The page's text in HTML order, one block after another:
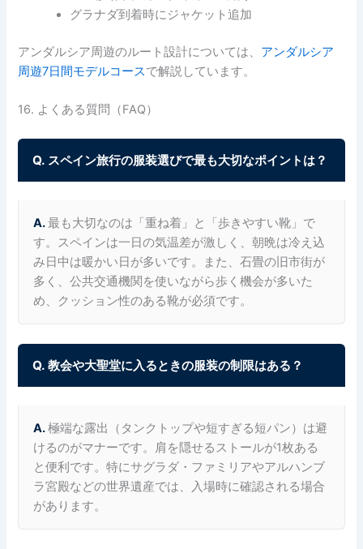
グラナダ到着時にジャケット追加
アンダルシア周遊のルート設計については、 アンダルシア
周遊7日間モデルコースで解説しています。
16. よくある質問（FAQ）
Q. スペイン旅行の服装選びで最も大切なポイントは？
A.最も大切なのは「重ね着」と「歩きやすい靴」で
す。スペインは一日の気温差が激しく、朝晩は冷え込
み日中は暖かい日が多いです。また、石畳の旧市街が
多く、公共交通機関を使いながら歩く機会が多いた
め、クッション性のある靴が必須です。
Q. 教会や大聖堂に入るときの服装の制限はある？
A.極端な露出（タンクトップや短すぎる短パン）は避
けるのがマナーです。肩を隠せるストールが1枚ある
と便利です。特にサグラダ・ファミリアやアルハンブ
ラ宮殿などの世界遺産では、入場時に確認される場合
があります。